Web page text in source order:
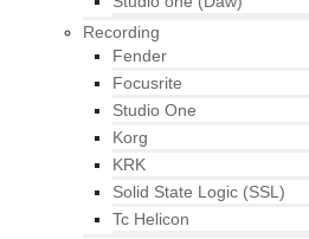
Recording
Fender
Focusrite
Studio One
Korg
KRK
Solid State Logic (SSL)
Tc Helicon